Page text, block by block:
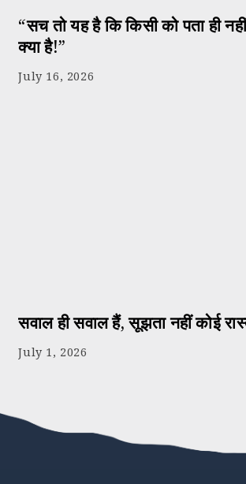
“सच तो यह है कि किसी को पता ही
क्या है!”
July 16, 2026
सवाल ही सवाल हैं, सूझता नहीं कोई
July 1, 2026